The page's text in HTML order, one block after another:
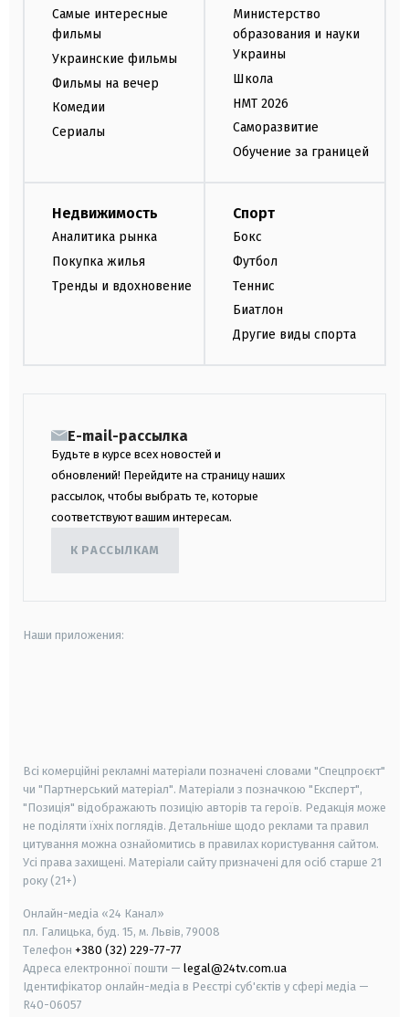
Самые интересные
фильмы
Украинские фильмы
Фильмы на вечер
Комедии
Сериалы
Министерство
образования и науки
Украины
Школа
НМТ 2026
Саморазвитие
Обучение за границей
Недвижимость
Аналитика рынка
Покупка жилья
Тренды и вдохновение
Спорт
Бокс
Футбол
Теннис
Биатлон
Другие виды спорта
E-mail-рассылка
Будьте в курсе всех новостей и
обновлений! Перейдите на страницу наших
рассылок, чтобы выбрать те, которые
соответствуют вашим интересам.
К РАССЫЛКАМ
Наши приложения:
Всі комерційні рекламні матеріали позначені словами "Спецпроєкт"
чи "Партнерський матеріал". Матеріали з позначкою "Експерт",
"Позиція" відображають позицію авторів та героїв. Редакція може
не поділяти їхніх поглядів. Детальніше щодо реклами та правил
цитування можна ознайомитись в правилах користування сайтом.
Усі права захищені. Матеріали сайту призначені для осіб старше 21
року (21+)
Онлайн-медіа «24 Канал»
пл. Галицька, буд. 15, м. Львів, 79008
Телефон +380 (32) 229-77-77
Адреса електронної пошти — legal@24tv.com.ua
Ідентифікатор онлайн-медіа в Реєстрі суб'єктів у сфері медіа —
R40-06057